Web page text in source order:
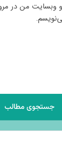
وبسایت من در
جستجوی مطالب